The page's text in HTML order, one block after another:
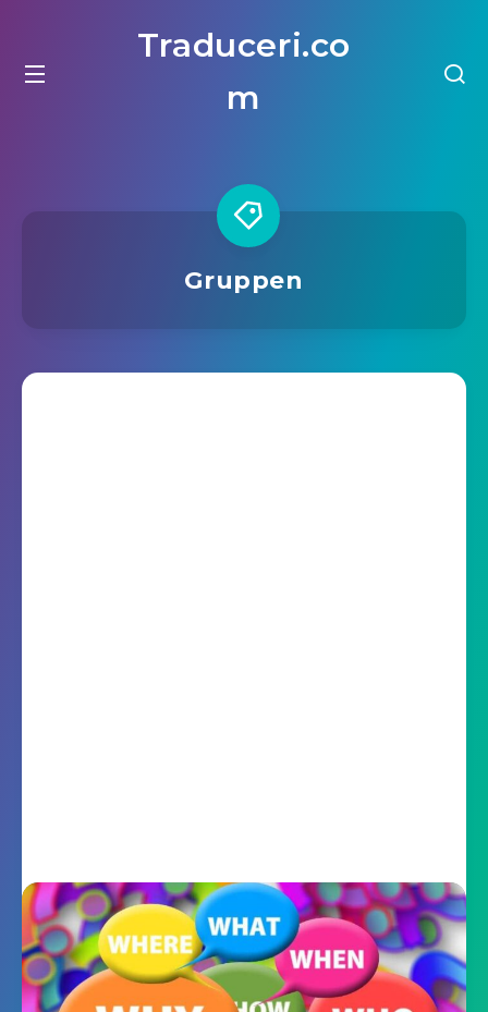
Traduceri.co
m
Gruppen